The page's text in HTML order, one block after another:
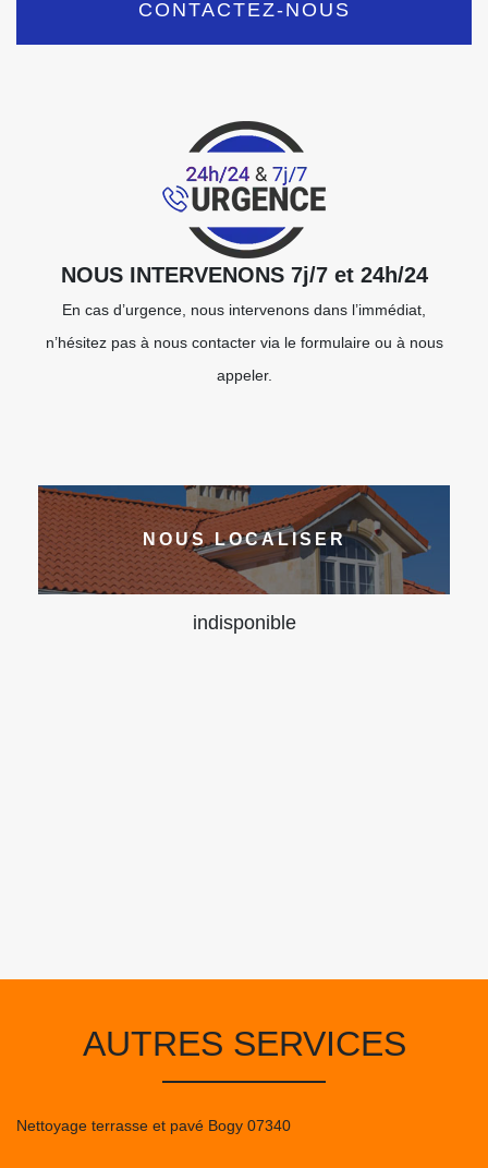
CONTACTEZ-NOUS
NOUS INTERVENONS 7j/7 et 24h/24
En cas d’urgence, nous intervenons dans l’immédiat,
n’hésitez pas à nous contacter via le formulaire ou à nous
appeler.
NOUS LOCALISER
indisponible
AUTRES SERVICES
Nettoyage terrasse et pavé Bogy 07340